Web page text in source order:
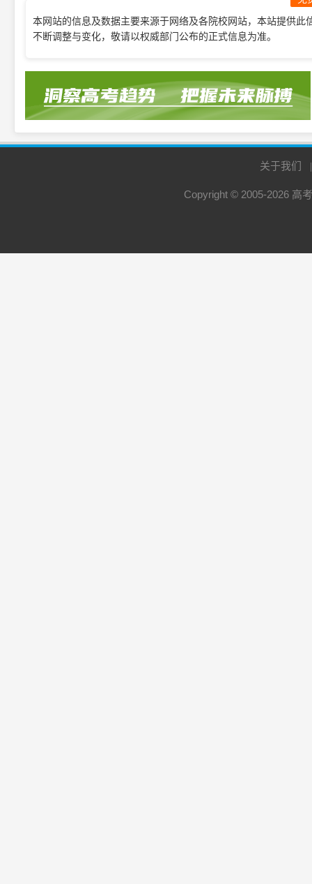
本网站的信息及数据主要来源于网络及各院校网站，本站提供
不断调整与变化，敬请以权威部门公布的正式信息为准。
关于我们
Copyright © 2005-2026 高